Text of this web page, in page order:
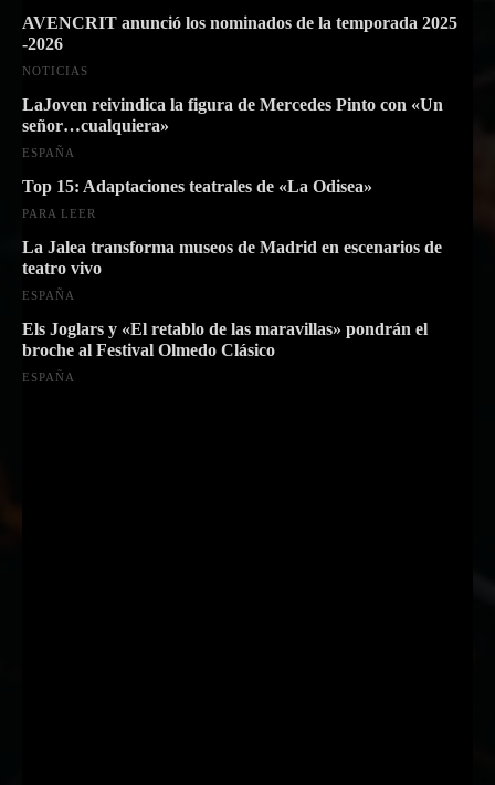
AVENCRIT anunció los nominados de la temporada 2025
-2026
NOTICIAS
LaJoven reivindica la figura de Mercedes Pinto con «Un
señor…cualquiera»
ESPAÑA
Top 15: Adaptaciones teatrales de «La Odisea»
PARA LEER
La Jalea transforma museos de Madrid en escenarios de
teatro vivo
ESPAÑA
Els Joglars y «El retablo de las maravillas» pondrán el
broche al Festival Olmedo Clásico
ESPAÑA